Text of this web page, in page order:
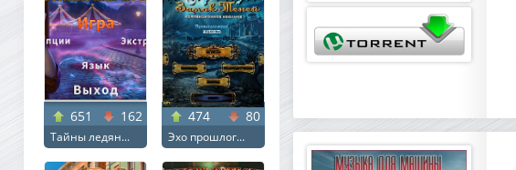
651 162
Тайны ледян...
474 80
Эхо прошлог...